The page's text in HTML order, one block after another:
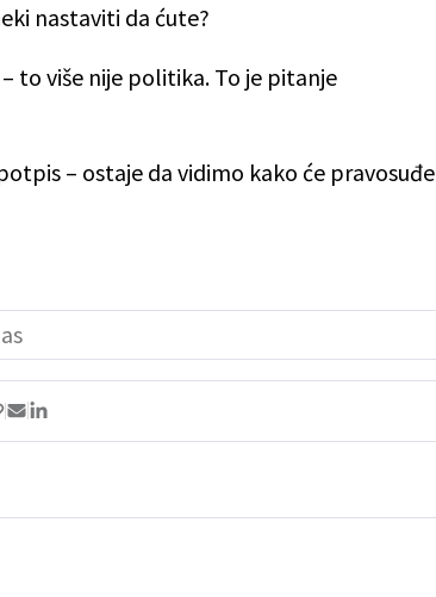
nastaviti da ćute?
to više nije politika. To je pitanje
– ostaje da vidimo kako će pravosuđe